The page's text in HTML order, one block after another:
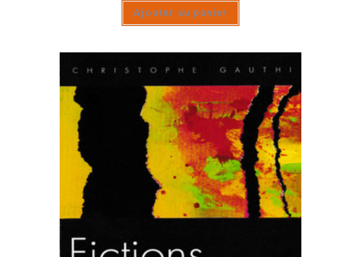
Ajouter au panier